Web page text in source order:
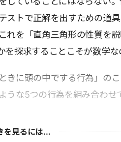
ストで正解を出すための道
れを「直角三角形の性質を
探求することこそが数学な
きに頭の中でする行為」のこ
うな5つの行為を組み合わせ
を見るには...